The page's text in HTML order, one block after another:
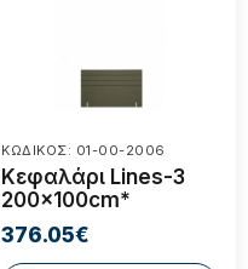
ΚΩΔΙΚΟΣ: 01-00-2006
Κεφαλάρι Lines-3
200x100cm*
376.05€